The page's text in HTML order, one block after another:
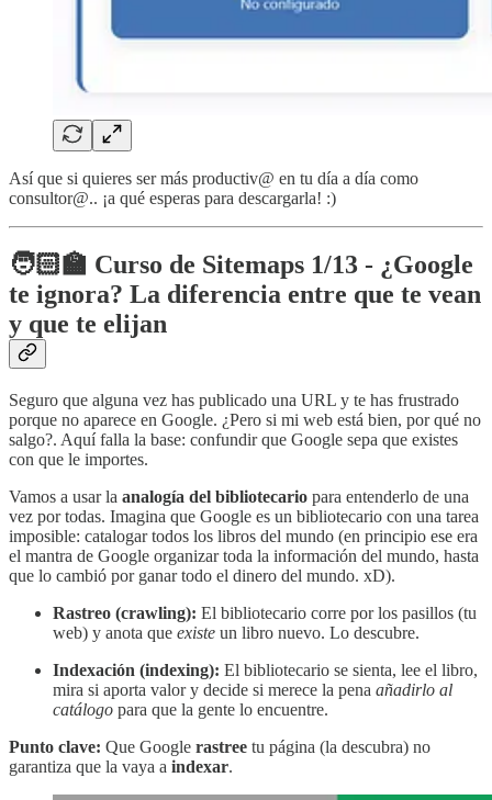
Así que si quieres ser más productiv@ en tu día a día como
consultor@.. ¡a qué esperas para descargarla! :)
🧑🏻‍🏫 Curso de Sitemaps 1/13 - ¿Google
te ignora? La diferencia entre que te vean
y que te elijan
Seguro que alguna vez has publicado una URL y te has frustrado
porque no aparece en Google. ¿Pero si mi web está bien, por qué no
salgo?. Aquí falla la base: confundir que Google sepa que existes
con que le importes.
Vamos a usar la analogía del bibliotecario para entenderlo de una
vez por todas. Imagina que Google es un bibliotecario con una tarea
imposible: catalogar todos los libros del mundo (en principio ese era
el mantra de Google organizar toda la información del mundo, hasta
que lo cambió por ganar todo el dinero del mundo. xD).
Rastreo (crawling): El bibliotecario corre por los pasillos (tu
web) y anota que existe un libro nuevo. Lo descubre.
Indexación (indexing): El bibliotecario se sienta, lee el libro,
mira si aporta valor y decide si merece la pena añadirlo al
catálogo para que la gente lo encuentre.
Punto clave: Que Google rastree tu página (la descubra) no
garantiza que la vaya a indexar.